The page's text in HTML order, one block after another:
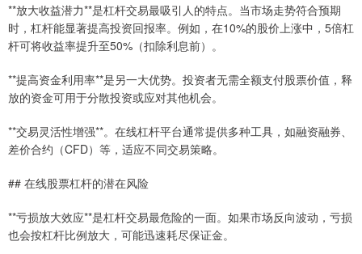
**放大收益潜力**是杠杆交易最吸引人的特点。当市场走势符合预期
时，杠杆能显著提高投资回报率。例如，在10%的股价上涨中，5倍杠
杆可将收益率提升至50%（扣除利息前）。
**提高资金利用率**是另一大优势。投资者无需全额支付股票价值，释
放的资金可用于分散投资或应对其他机会。
**交易灵活性增强**。在线杠杆平台通常提供多种工具，如融资融券、
差价合约（CFD）等，适应不同交易策略。
## 在线股票杠杆的潜在风险
**亏损放大效应**是杠杆交易最危险的一面。如果市场反向波动，亏损
也会按杠杆比例放大，可能迅速耗尽保证金。